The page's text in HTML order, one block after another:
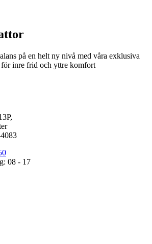
på en helt ny nivå med våra exklusiva
inre frid och yttre komfort
08 - 17